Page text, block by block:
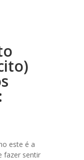
este é a
fazer sentir